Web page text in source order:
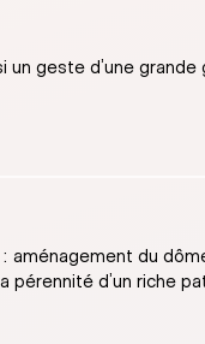
geste d’une
du
d’un riche